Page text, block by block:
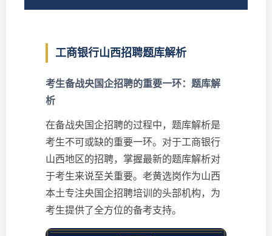
工商银行山西招聘题库解析
考生备战央国企招聘的重要一环：题库解
析
在备战央国企招聘的过程中，题库解析是
考生不可或缺的重要一环。对于工商银行
山西地区的招聘，掌握最新的题库解析对
于考生来说至关重要。老黄选岗作为山西
本土专注央国企招聘培训的头部机构，为
考生提供了全方位的备考支持。